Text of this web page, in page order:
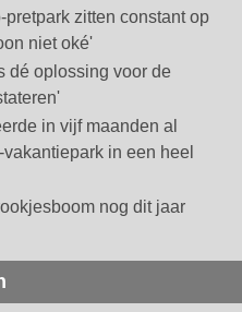
zitten constant op
niet oké'
dé oplossing voor de
in vijf maanden al
in een heel
nog dit jaar